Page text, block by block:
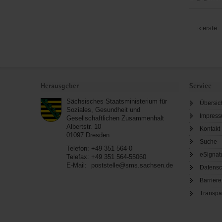
erste
Herausgeber
Sächsisches Staatsministerium für
Soziales, Gesundheit und
Gesellschaftlichen Zusammenhalt
Albertstr. 10
01097 Dresden
Telefon: +49 351 564-0
Telefax: +49 351 564-55060
E-Mail:
poststelle@sms.sachsen.de
Service
Kontakt
Suche